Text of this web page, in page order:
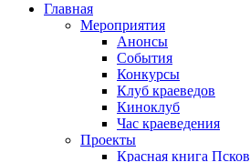
Главная
Мероприятия
Анонсы
События
Конкурсы
Клуб краеведов
Киноклуб
Час краеведения
Проекты
Красная книга